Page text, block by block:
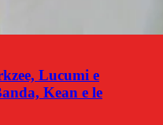
Lucumi e
Kean e le